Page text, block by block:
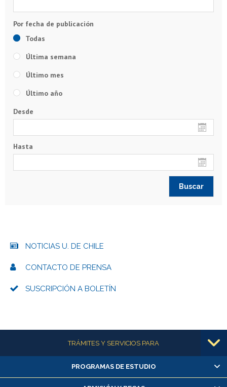
Todas
Última semana
Último mes
Último año
Desde
Hasta
NOTICIAS U. DE CHILE
CONTACTO DE PRENSA
SUSCRIPCIÓN A BOLETÍN
Más informaciónTRÁMITES Y SERVICIOS PARA
Alumnas/os y exalumnas/os
Matrícula en línea
PROGRAMAS DE ESTUDIO